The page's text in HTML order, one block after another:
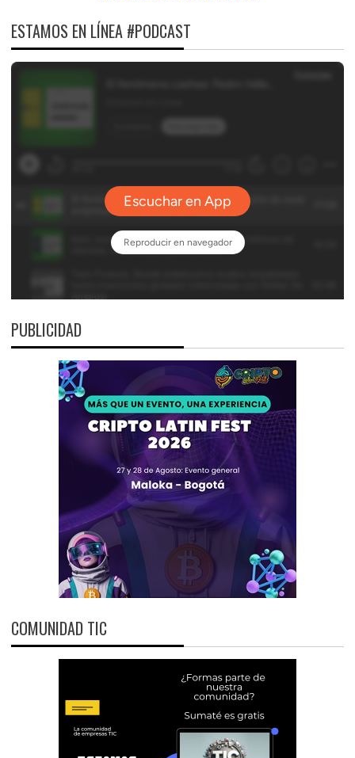
ESTAMOS EN LÍNEA #PODCAST
PUBLICIDAD
COMUNIDAD TIC